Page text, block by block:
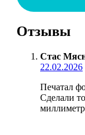
Отзывы
Стас
22.02.2026
Печатал
Сделали